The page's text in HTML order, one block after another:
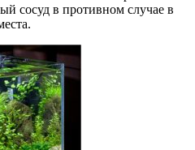
сосуд в противном случае в